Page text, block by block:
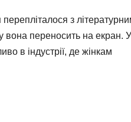
з
вона переносить на екран. У
в індустрії, де жінкам